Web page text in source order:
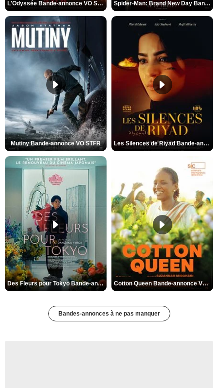
L'Odyssée Bande-annonce VO STFR Spider-Man: Brand New Day Bande-annonce VO STFR
Mutiny Bande-annonce VO STFR Les Silences de Riyad Bande-annonce VO STFR
Des Fleurs pour Tokyo Bande-annonce VO STFR Cotton Queen Bande-annonce VO STFR
Bandes-annonces à ne pas manquer